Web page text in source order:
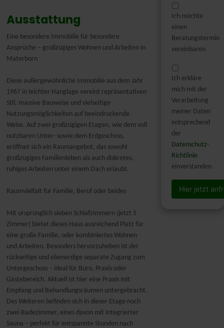
Ausstattung
Eine besondere Immobilie für besondere
Ansprüche – großzügiges Wohnen und Arbeiten in
Materborn
Diese außergewöhnliche Immobilie aus dem Jahr
1967 in leichter Hanglage vereint repräsentativen
Stil, massive Bauweise und vielseitige
Nutzungsmöglichkeiten auf beeindruckende
Weise. Auf zwei großzügigen Etagen, wie dem voll
nutzbaren Unter- sowie dem Erdgeschoss,
eröffnet sich ein Raumangebot, das sowohl
großzügiges Familienleben als auch diskretes,
ruhiges Arbeiten unter einem Dach erlaubt.
Raumvielfalt für Familie, Beruf oder beides
Mit ursprünglich sieben Schlafzimmern (jetzt 5
Zimmer) bietet dieses Haus ausreichend Platz für
eine große Familie, oder kombiniertes Wohnen
und Arbeiten. Besonders hervorzuheben ist der
rückseitige und ebenerdige separate Zugang zum
Untergeschoss – ideal für Büro, Praxis oder
Gästebereich. Aktuell ist hier eine Praxis mit
Empfang und Behandlungsräumen untergebracht.
Des Weiteren befinden sich in dieser Etage noch
zwei Badezimmer, eines davon mit integrierter
Sauna – perfekt für entspannte Stunden nach
Ich möchte
einen
Beratungstermin
vereinbaren
Ich erkläre
mich mit der
Verarbeitung
meiner Daten
entsprechend
der
Datenschutz-
Richtlinie
einverstanden.
Hier jetzt